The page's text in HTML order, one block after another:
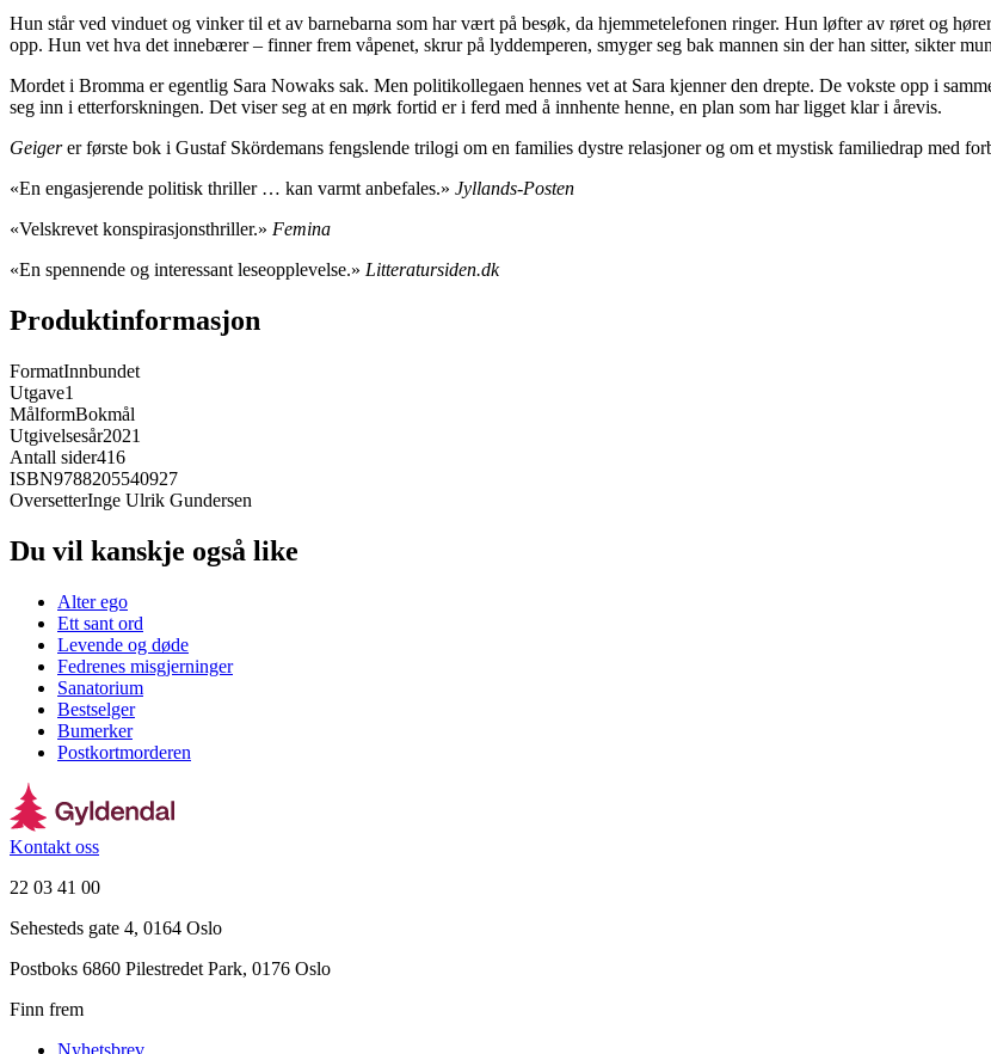
Hun står ved vinduet og vinker til et av barnebarna som har vært på besøk, da hjemmetelefonen ringer. Hun løfter av røret og
opp. Hun vet hva det innebærer ­– finner frem våpenet, skrur på lyddemperen, smyger seg bak mannen sin der han sitter, sikter
Mordet i Bromma er egentlig Sara Nowaks sak. Men politikollegaen hennes vet at Sara kjenner den drepte. De vokste opp i
seg inn i etterforskningen. Det viser seg at en mørk fortid er i ferd med å innhente henne, en plan som har ligget klar i årevis.
Geigerer første bok i Gustaf Skördemans fengslende trilogi om en families dystre relasjoner og om et mystisk familiedrap med
«En engasjerende politisk thriller … kan varmt anbefales.» Jyllands-Posten
«Velskrevet konspirasjonsthriller.» Femina
«En spennende og interessant leseopplevelse.» Litteratursiden.dk
Produktinformasjon
FormatInnbundet
Utgave1
MålformBokmål
Utgivelsesår2021
Antall sider416
ISBN9788205540927
OversetterInge Ulrik Gundersen
Du vil kanskje også like
Alter ego
Ett sant ord
Levende og døde
Fedrenes misgjerninger
Sanatorium
Bestselger
Bumerker
Postkortmorderen
Kontakt oss
22 03 41 00
Sehesteds gate 4, 0164 Oslo
Postboks 6860 Pilestredet Park, 0176 Oslo
Finn frem
Nyhetsbrev